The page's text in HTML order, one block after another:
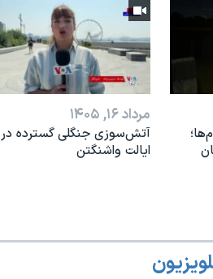
مرداد ۱۶, ۱۴۰۵
آتش‌سوزی جنگلی گسترده در
ایالت واشنگتن